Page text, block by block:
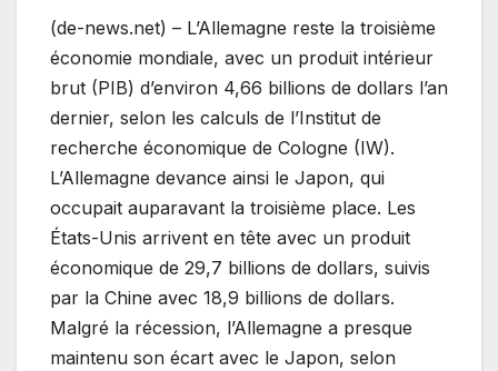
(de-news.net) – L’Allemagne reste la troisième
économie mondiale, avec un produit intérieur
brut (PIB) d’environ 4,66 billions de dollars l’an
dernier, selon les calculs de l’Institut de
recherche économique de Cologne (IW).
L’Allemagne devance ainsi le Japon, qui
occupait auparavant la troisième place. Les
États-Unis arrivent en tête avec un produit
économique de 29,7 billions de dollars, suivis
par la Chine avec 18,9 billions de dollars.
Malgré la récession, l’Allemagne a presque
maintenu son écart avec le Japon, selon